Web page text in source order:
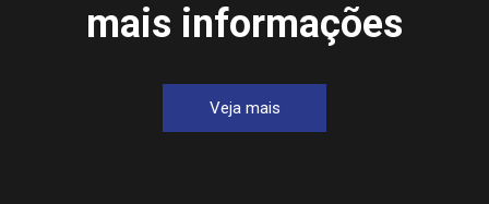
mais informações
Veja mais